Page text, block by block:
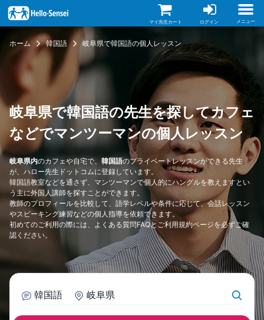
イ
ン
コ
マイ先生カート ログイン メニュー
ホーム 韓国語 岐阜県で韓国語の個人レッスン
岐阜県で韓国語の先生を探してカフェ
などでマンツーマンの個人レッスン
岐阜県内のカフェや自宅で、 韓国語のプライベートレッスンができる先生
が、ハロー先生ドットコムに登録しています。
韓国語教室などを通さず、マンツーマンで個人的にハングルを教えますとい
う主に外国人講師を探すことができます。
教師のプロフィールを比較して、語学レベルや条件に応じて、会話レッスン
やスピーキング練習などの個人指導を依頼できます。
初めてのご利用の際には、 よくある質問FAQと ご利用規約ページを必ずご確
認ください。
韓国語 岐阜県